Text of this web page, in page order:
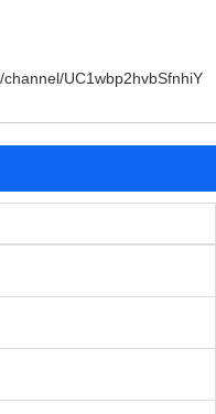
channel/UC1wbp2hvbSfnhiY